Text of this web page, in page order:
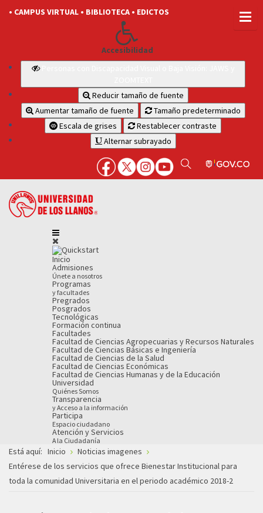
• CAMPUS VIRTUAL • BIBLIOTECA • EDICTOS
Accesibilidad
Reducir tamaño de fuente
Aumentar tamaño de fuente
Tamaño predeterminado
Escala de grises
Restablecer contraste
Alternar subrayado
Inicio
Admisiones
Únete a nosotros
Programas
y facultades
Pregrados
Posgrados
Tecnológicas
Formación continua
Facultades
Facultad de Ciencias Agropecuarias y Recursos Naturales
Facultad de Ciencias Básicas e Ingeniería
Facultad de Ciencias de la Salud
Facultad de Ciencias Económicas
Facultad de Ciencias Humanas y de la Educación
Universidad
Quiénes Somos
Transparencia
y Acceso a la información
Participa
Espacio ciudadano
Atención y Servicios
A la Ciudadanía
Está aquí: Inicio
Noticias imagenes
Entérese de los servicios que ofrece Bienestar Institucional para
toda la comunidad Universitaria en el periodo académico 2018-2